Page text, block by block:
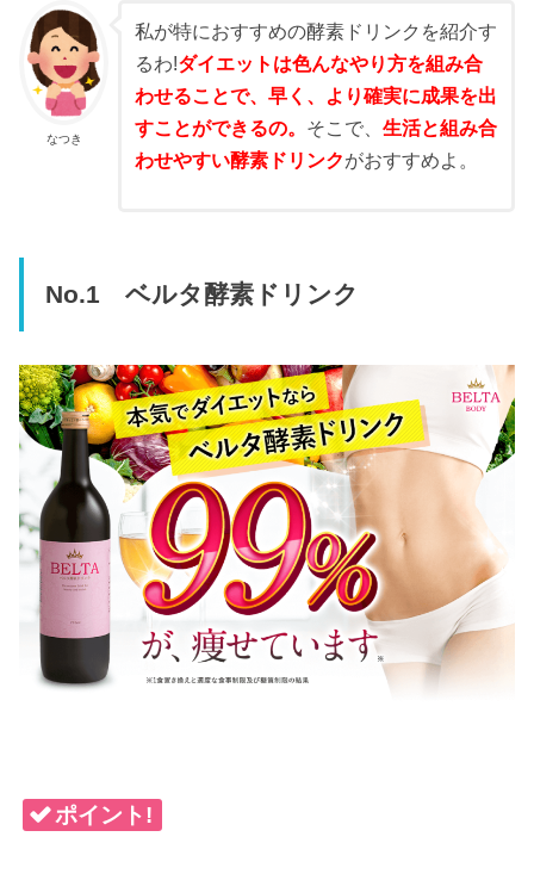
なつき
私が特におすすめの酵素ドリンクを紹介す
るわ!ダイエットは色んなやり方を組み合
わせることで、早く、より確実に成果を出
すことができるの。 そこで、 生活と組み合
わせやすい酵素ドリンクがおすすめよ。
No.1 ベルタ酵素ドリンク
ポイント!